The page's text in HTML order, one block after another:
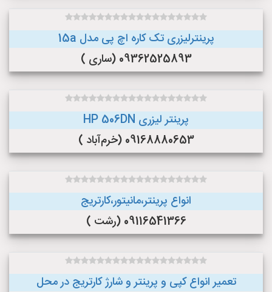
پرینترلیزری تک کاره اچ پی مدل 15a
09362525893 (ساری )
پرینتر لیزری HP 506DN
09168880653 (خرم‌آباد )
انواع پرینتر،مانیتور،کارتریج
09116541366 (رشت )
تعمیر انواع کپی و پرینتر و شارژ کارتریج در محل